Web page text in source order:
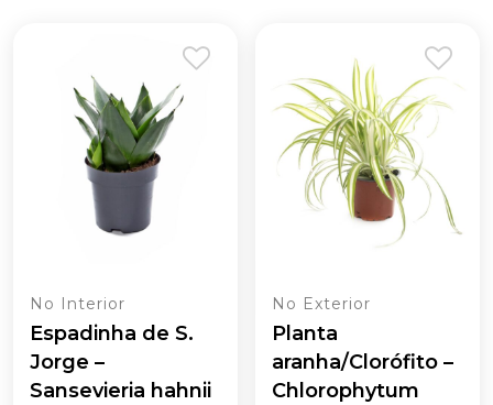
No Interior
Espadinha de S.
Jorge –
Sansevieria hahnii
No Exterior
Planta
aranha/Clorófito –
Chlorophytum